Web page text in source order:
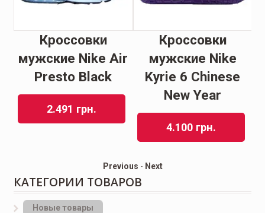
Кроссовки
мужские Nike Air
Presto Black
2.491 грн.
Кроссовки
мужские Nike
Kyrie 6 Chinese
New Year
4.100 грн.
Previous - Next
КАТЕГОРИИ ТОВАРОВ
Новые товары